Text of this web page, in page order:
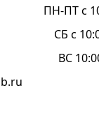
ПН-ПТ с
СБ с
ВС